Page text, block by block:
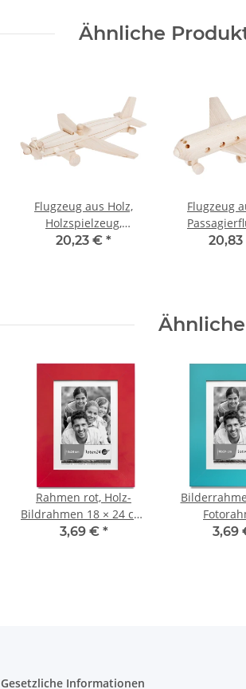
Ähnliche
Flugzeug aus Holz,
Holzspielzeug,
34 × 28 × 12 cm
20,23 € *
Flugzeug
24 × 27 ×
Rahmen rot, Holz-
Bildrahmen 18 × 24 cm,
Echtholz-Standrahmen
3,69 € * 3,69
Gesetzliche Informationen